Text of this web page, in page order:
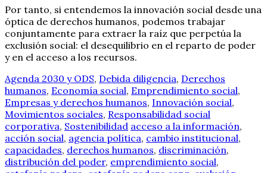
Por tanto, si entendemos la innovación social desde una
óptica de derechos humanos, podemos trabajar
conjuntamente para extraer la raíz que perpetúa la
exclusión social: el desequilibrio en el reparto de poder
y en el acceso a los recursos.
Agenda 2030 y ODS, Debida diligencia, Derechos
humanos, Economía social, Emprendimiento social,
Empresas y derechos humanos, Innovación social,
Movimientos sociales, Responsabilidad social
corporativa, Sostenibilidad acceso a la información,
acción social, agencia política, cambio institucional,
capacidades, derechos humanos, discriminación,
distribución del poder, emprendimiento social,